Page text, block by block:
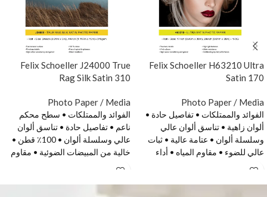
Felix Schoeller H63210 Ultra
Satin 170
Photo Paper / Media
الفوائد والممتلكات • تفاصيل حادة •
ألوان زاهية • تناسق ألوان عالي
وسلسلة ألوان • عتامة عالية • ثبات
عالي للضوء • مقاوم المياه • أداء
متميز في وضع مسطح التطبيقات
Felix Schoeller J24000 True
Rag Silk Satin 310
Photo Paper / Media
الفوائد والممتلكات • سطح محكم
ناعم • تفاصيل حادة • تناسق ألوان
عالي وسلسلة ألوان • 100٪ قطن •
خالية من المبيضات الضوئية • مقاوم
المياه التطبيقات الرئيسية • التصوير